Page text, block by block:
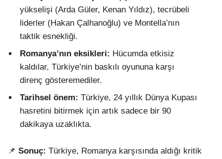
yükselişi (Arda Güler, Kenan Yıldız), tecrübeli
liderler (Hakan Çalhanoğlu) ve Montella’nın
taktik esnekliği.
Romanya’nın eksikleri: Hücumda etkisiz
kaldılar, Türkiye’nin baskılı oyununa karşı
direnç gösteremediler.
Tarihsel önem: Türkiye, 24 yıllık Dünya Kupası
hasretini bitirmek için artık sadece bir 90
dakikaya uzaklıkta.
📌 Sonuç: Türkiye, Romanya karşısında aldığı kritik